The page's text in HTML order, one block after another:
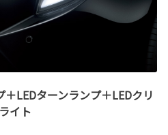
LEDターンランプ＋LEDクリ
イト